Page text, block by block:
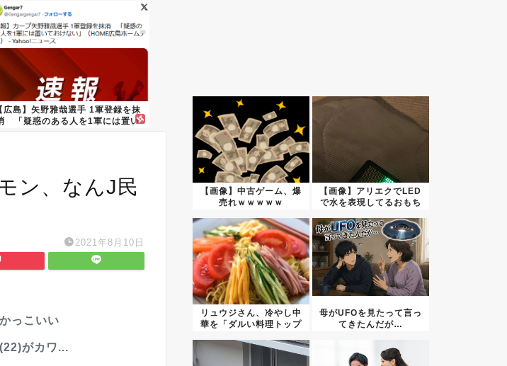
【広島】矢野雅哉選手 1軍登録を抹
「疑惑のある人を1軍には置い
ン、なんJ民
2021年8月10日
っこいい
がカワ...
【画像】中古ゲーム、爆
売れｗｗｗｗｗ
【画像】アリエクでLED
で水を表現してるおもち
リュウジさん、冷やし中
華を「ダルい料理トップ
母がUFOを見たって言っ
てきたんだが…